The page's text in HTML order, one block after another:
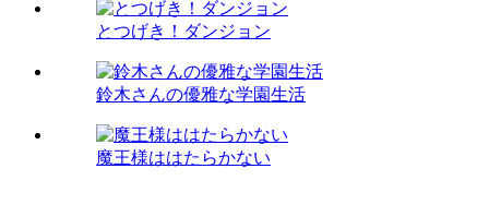
とつげき！ダンジョン
鈴木さんの優雅な学園生活
魔王様ははたらかない